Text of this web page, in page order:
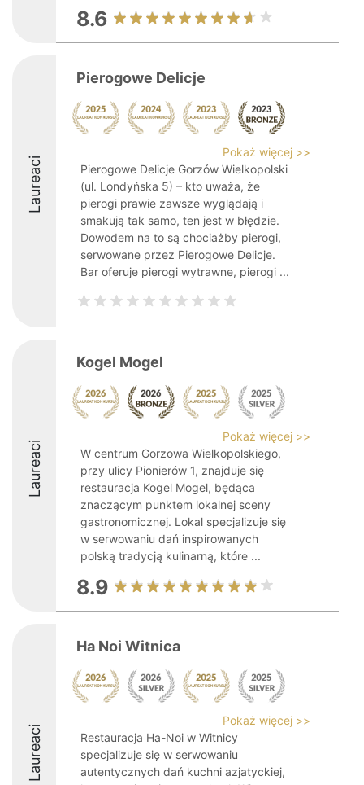
8.6
Laureaci
Pierogowe Delicje
Pokaż więcej >>
Pierogowe Delicje Gorzów Wielkopolski
(ul. Londyńska 5) – kto uważa, że
pierogi prawie zawsze wyglądają i
smakują tak samo, ten jest w błędzie.
Dowodem na to są chociażby pierogi,
serwowane przez Pierogowe Delicje.
Bar oferuje pierogi wytrawne, pierogi ...
Laureaci
Kogel Mogel
Pokaż więcej >>
W centrum Gorzowa Wielkopolskiego,
przy ulicy Pionierów 1, znajduje się
restauracja Kogel Mogel, będąca
znaczącym punktem lokalnej sceny
gastronomicznej. Lokal specjalizuje się
w serwowaniu dań inspirowanych
polską tradycją kulinarną, które ...
8.9
Laureaci
Ha Noi Witnica
Pokaż więcej >>
Restauracja Ha-Noi w Witnicy
specjalizuje się w serwowaniu
autentycznych dań kuchni azjatyckiej,